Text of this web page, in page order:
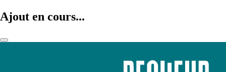
Ajout en cours...